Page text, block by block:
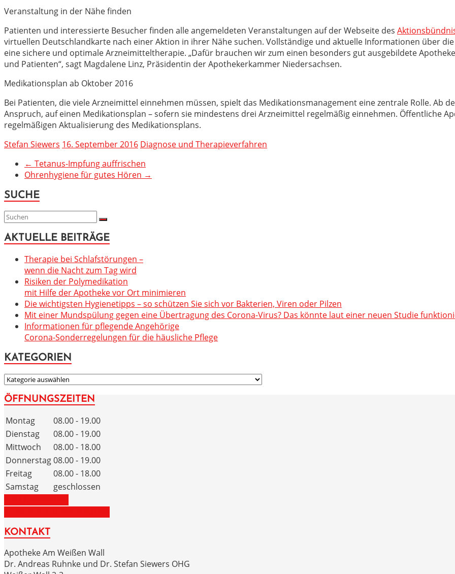
Veranstaltung in der Nähe finden
Patienten und interessierte Besucher finden alle angemeldeten Veranstaltungen auf der Webseite des
virtuellen Deutschlandkarte nach einer Aktion in ihrer Nähe suchen. Vollständige und aktuelle Informationen über
eine sichere und optimale Arzneimitteltherapie. „Dafür brauchen wir zum einen besonders gut ausgebildete
und Patienten“, sagt Magdalene Linz, Präsidentin der Apothekerkammer Niedersachsen.
Medikationsplan ab Oktober 2016
Bei Patienten, die viele Arzneimittel einnehmen müssen, spielt das Medikationsmanagement eine zentrale Rolle. Ab
Anspruch, auf einen Medikationsplan – sofern sie mindestens drei Arzneimittel regelmäßig einnehmen. Öffentliche
regelmäßigen Aktualisierung des Medikationsplans.
Stefan Siewers 16. September 2016 Diagnose und Therapieverfahren
← Tetanus-Impfung auffrischen
Ohrenhygiene für gutes Hören →
SUCHE
AKTUELLE BEITRÄGE
Therapie bei Schlafstörungen –
wenn die Nacht zum Tag wird
Risiken der Polymedikation
mit Hilfe der Apotheke vor Ort minimieren
Die wichtigsten Hygienetipps – so schützen Sie sich vor Bakterien, Viren oder Pilzen
Mit einer Mundspülung gegen eine Übertragung des Corona-Virus? Das könnte laut einer neuen Studie
Informationen für pflegende Angehörige
Corona-Sonderregelungen für die häusliche Pflege
KATEGORIEN
KATEGORIEN
ÖFFNUNGSZEITEN
Montag
08.00 - 19.00
Dienstag
08.00 - 19.00
Mittwoch
08.00 - 18.00
Donnerstag08.00 - 19.00
Freitag
08.00 - 18.00
Samstag
geschlossen
KONTAKT
Apotheke Am Weißen Wall
Dr. Andreas Ruhnke und Dr. Stefan Siewers OHG